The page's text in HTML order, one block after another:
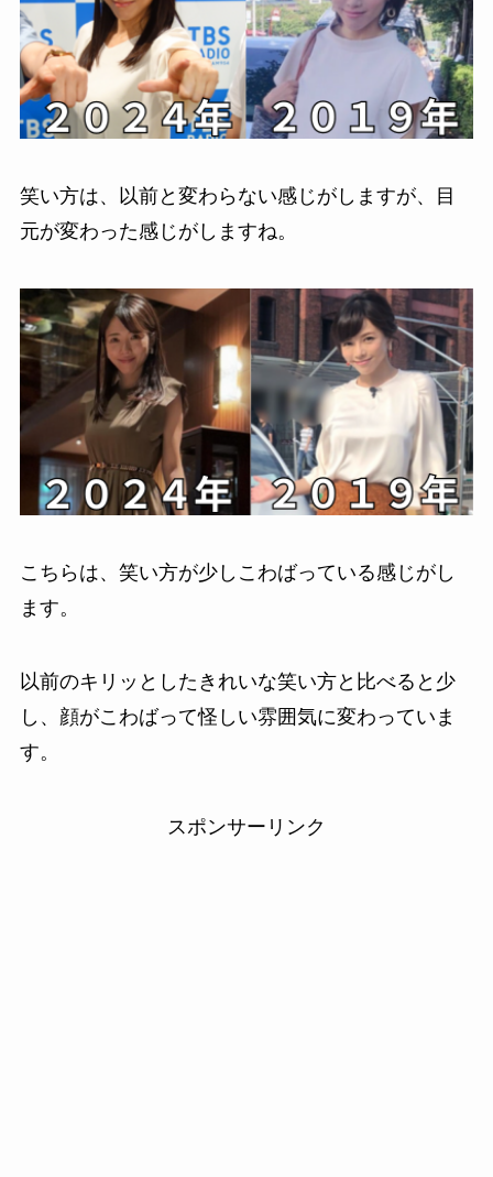
笑い方は、以前と変わらない感じがしますが、目
元が変わった感じがしますね。
こちらは、笑い方が少しこわばっている感じがし
ます。
以前のキリッとしたきれいな笑い方と比べると少
し、顔がこわばって怪しい雰囲気に変わっていま
す。
スポンサーリンク